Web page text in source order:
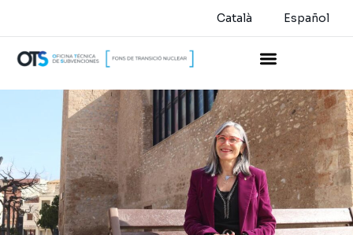
Català Español